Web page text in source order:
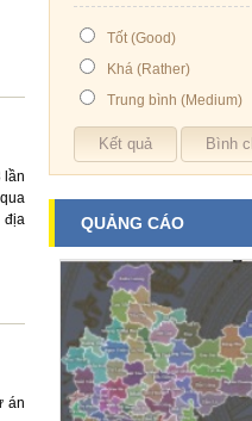
lần
địa
án
Tốt (Good)
Khá (Rather)
Trung bình (Medium)
QUẢNG CÁO